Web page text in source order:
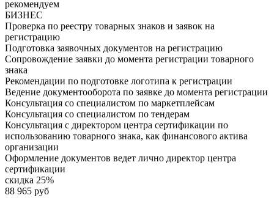
рекомендуем
БИЗНЕС
Проверка по реестру товарных знаков и заявок на
регистрацию
Подготовка заявочных документов на регистрацию
Сопровождение заявки до момента регистрации товарного
знака
Рекомендации по подготовке логотипа к регистрации
Ведение документооборота по заявке до момента регистрации
Консультация со специалистом по маркетплейсам
Консультация со специалистом по тендерам
Консультация с директором центра сертификации по
использованию товарного знака, как финансового актива
организации
Оформление документов ведет лично директор центра
сертификации
скидка 25%
88 965 руб